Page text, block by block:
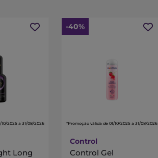
2025 a 31/08/2026
Long
-40%
*Promoção válida de 01/10/2025 a 31/08/2026
Control
Control Gel